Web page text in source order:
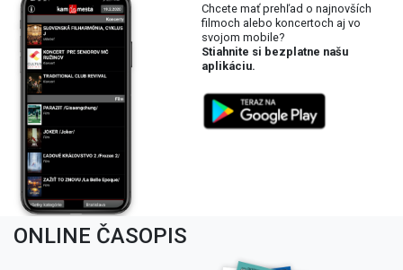
Chcete mať prehľad o najnovších
filmoch alebo koncertoch aj vo
svojom mobile?
Stiahnite si bezplatne našu
aplikáciu.
ONLINE ČASOPIS